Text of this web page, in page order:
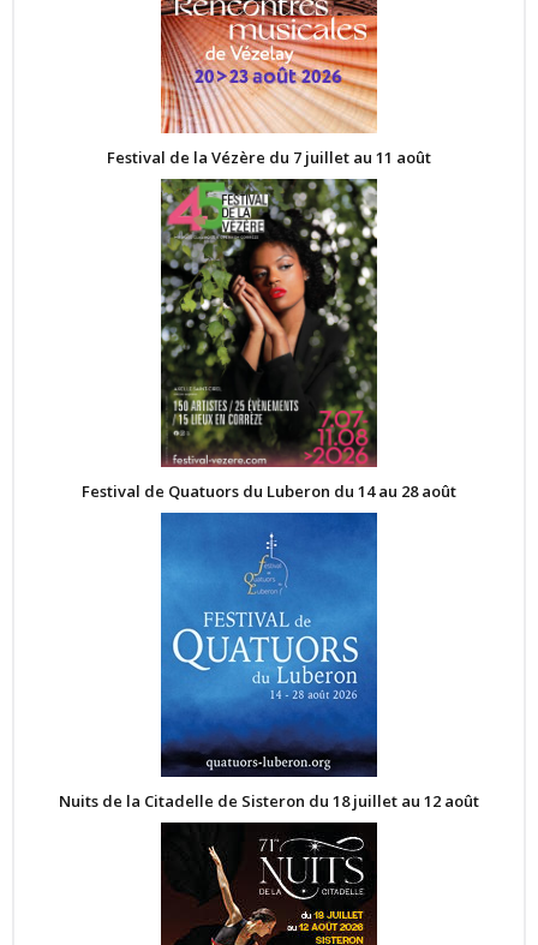
Festival de la Vézère du 7 juillet au 11 août
Festival de Quatuors du Luberon du 14 au 28 août
Nuits de la Citadelle de Sisteron du 18 juillet au 12 août